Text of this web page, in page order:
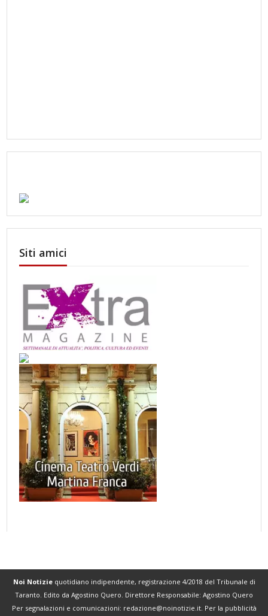
Siti amici
Noi Notiziequotidiano indipendente, registrazione 4/2018 del Tribunale di
Taranto. Edito da Agostino Quero. Direttore Responsabile: Agostino Quero
Per segnalazioni e comunicazioni: redazione@noinotizie.it. Per la pubblicità